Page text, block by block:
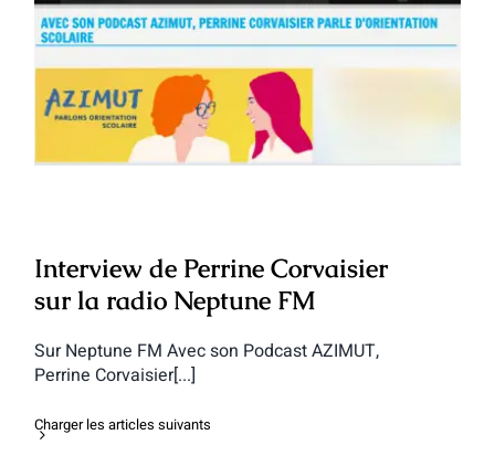
Interview de Perrine Corvaisier sur la
radio Neptune FM
Interview de Perrine Corvaisier
sur la radio Neptune FM
Sur Neptune FM Avec son Podcast AZIMUT,
Perrine Corvaisier[...]
Charger les articles suivants